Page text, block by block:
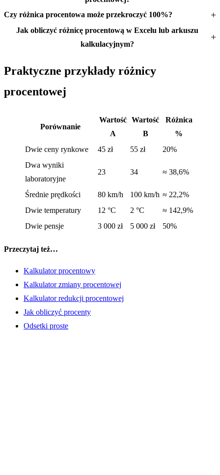
Czy różnica procentowa może przekroczyć 100%?
Jak obliczyć różnicę procentową w Excelu lub arkuszu
kalkulacyjnym?
Praktyczne przykłady różnicy
procentowej
Porównanie
Wartość
A
Wartość
B
Różnica
%
Dwie ceny rynkowe
45 zł 55 zł
20%
Dwa wyniki
laboratoryjne
23 34 ≈ 38,6%
Średnie prędkości 80 km/h 100 km/h ≈ 22,2%
Dwie temperatury
12 °C 2 °C
≈ 142,9%
Dwie pensje
3 000 zł 5 000 zł 50%
Przeczytaj też…
Kalkulator procentowy
Kalkulator zmiany procentowej
Kalkulator redukcji procentowej
Jak obliczyć procenty
Odsetki proste